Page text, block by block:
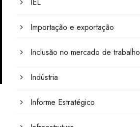
Importação e exportação
Inclusão no mercado de trabalho
Indústria
Informe Estratégico